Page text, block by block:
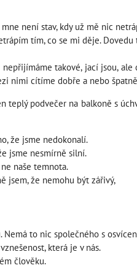
není stav, kdy už mě nic
tím, co se mi děje.
takové, jací jsou,
nimi cítíme dobře a nebo
teplý podvečer na balkoně s
že jsme nedokonalí.
jsme nesmírně silní.
naše temnota.
jsem, že nemohu být zářivý,
to nic společného s
která je v nás.
člověku.